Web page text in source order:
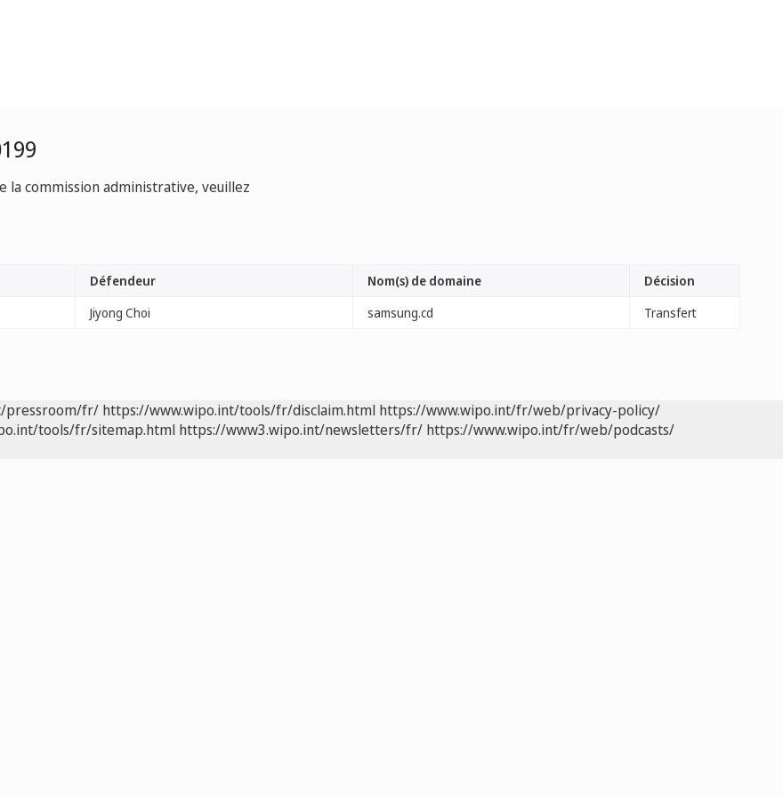
la commission administrative, veuillez
Défendeur Nom(s) de domaine
Décision
Jiyong Choi samsung.cd Transfert
pressroom/fr/ https://www.wipo.int/tools/fr/disclaim.html https://www.wipo.int/fr/web/privacy-policy/
tools/fr/sitemap.html https://www3.wipo.int/newsletters/fr/ https://www.wipo.int/fr/web/podcasts/